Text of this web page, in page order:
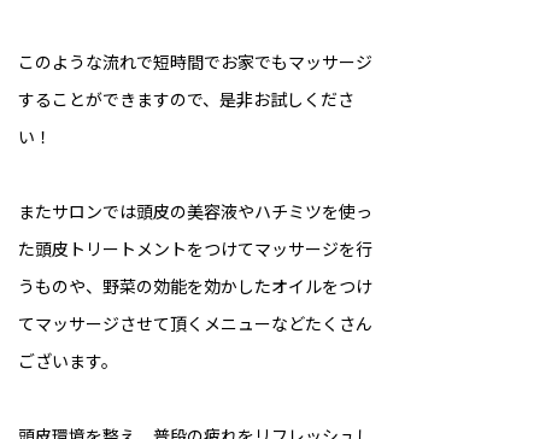
このような流れで短時間でお家でもマッサージ
することができますので、是非お試しくださ
い！
またサロンでは頭皮の美容液やハチミツを使っ
た頭皮トリートメントをつけてマッサージを行
うものや、野菜の効能を効かしたオイルをつけ
てマッサージさせて頂くメニューなどたくさん
ございます。